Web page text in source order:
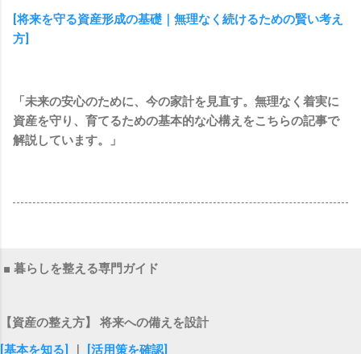
[将来を守る資産形成の基礎｜無理なく続けるための賢い考え
方]
「未来の安心のために、今の家計を見直す。無理なく着実に
資産を守り、育てるための基本的な心構えをこちらの記事で
解説しています。」
■ 暮らしを整える専門ガイド
【資産の整え方】 将来への備えを設計
[基本を知る]
[活用策を確認]